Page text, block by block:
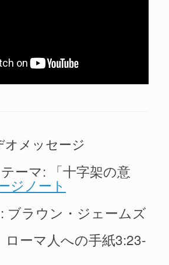
オメッセージ
ーマ: 「十字架の意
ジノート
ブラウン・ジェームズ
ーマ人への手紙3:23-